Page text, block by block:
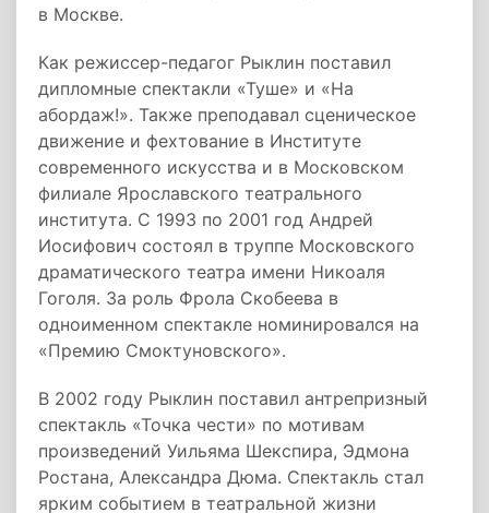
в Москве.
Как режиссер-педагог Рыклин поставил
дипломные спектакли «Туше» и «На
абордаж!». Также преподавал сценическое
движение и фехтование в Институте
современного искусства и в Московском
филиале Ярославского театрального
института. С 1993 по 2001 год Андрей
Иосифович состоял в труппе Московского
драматического театра имени Никоаля
Гоголя. За роль Фрола Скобеева в
одноименном спектакле номинировался на
«Премию Смоктуновского».
В 2002 году Рыклин поставил антрепризный
спектакль «Точка чести» по мотивам
произведений Уильяма Шекспира, Эдмона
Ростана, Александра Дюма. Спектакль стал
ярким событием в театральной жизни